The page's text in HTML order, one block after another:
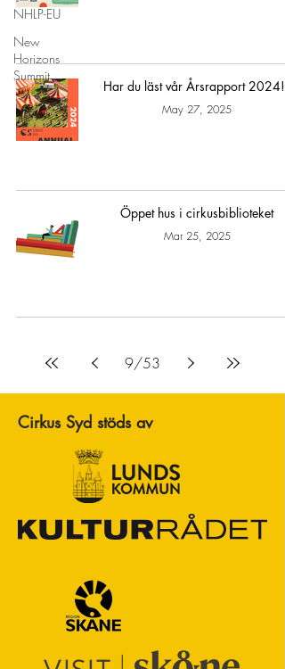
NHLP-EU
New
Horizons
Summit
Har du läst vår Årsrapport 2024!?
May 27, 2025
Öppet hus i cirkusbiblioteket
Mar 25, 2025
9/53
Cirkus Syd stöds av